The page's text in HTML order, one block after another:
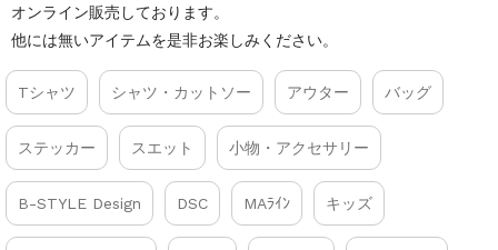
オンライン販売しております。
他には無いアイテムを是非お楽しみください。
Tシャツ シャツ・カットソー アウター バッグ
ステッカー スエット 小物・アクセサリー
B-STYLE Design DSC MAﾗｲﾝ キッズ